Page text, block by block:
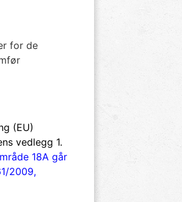
for de
(EU)
vedlegg 1.
18A går
2009,